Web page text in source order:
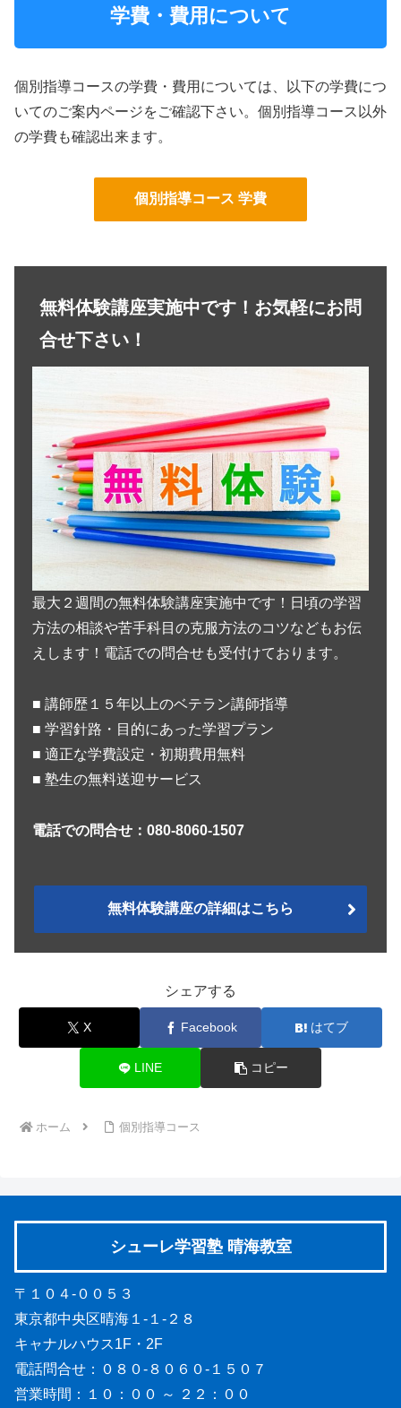
学費・費用について
個別指導コースの学費・費用については、以下の学費につ
いてのご案内ページをご確認下さい。個別指導コース以外
の学費も確認出来ます。
個別指導コース 学費
無料体験講座実施中です！お気軽にお問
合せ下さい！
最大２週間の無料体験講座実施中です！日頃の学習
方法の相談や苦手科目の克服方法のコツなどもお伝
えします！電話での問合せも受付けております。
■ 講師歴１５年以上のベテラン講師指導
■ 学習針路・目的にあった学習プラン
■ 適正な学費設定・初期費用無料
■ 塾生の無料送迎サービス
電話での問合せ：080-8060-1507
無料体験講座の詳細はこちら
シェアする
X Facebook はてブ
LINE コピー
ホーム 個別指導コース
シューレ学習塾 晴海教室
〒１０４-００５３
東京都中央区晴海１-１-２８
キャナルハウス1F・2F
電話問合せ：０８０-８０６０-１５０７
営業時間：１０：００ ～ ２２：００